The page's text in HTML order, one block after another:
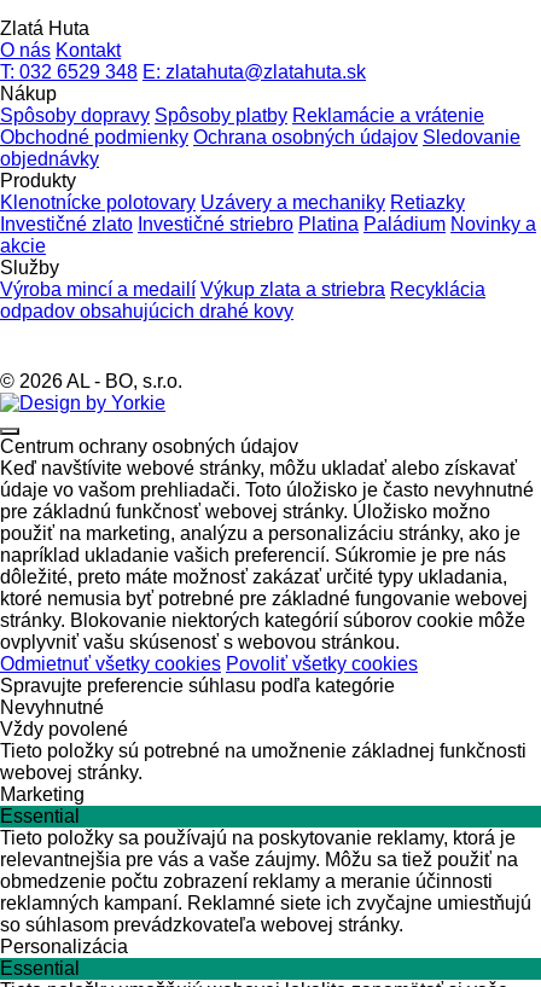
Zlatá Huta
O nás Kontakt
T: 032 6529 348 E: zlatahuta@zlatahuta.sk
Nákup
Spôsoby dopravy Spôsoby platby Reklamácie a vrátenie
Obchodné podmienky Ochrana osobných údajov Sledovanie
objednávky
Produkty
Klenotnícke polotovary Uzávery a mechaniky Retiazky
Investičné zlato Investičné striebro Platina Paládium Novinky a
akcie
Služby
Výroba mincí a medailí Výkup zlata a striebra Recyklácia
odpadov obsahujúcich drahé kovy
© 2026 AL - BO, s.r.o.
Centrum ochrany osobných údajov
Keď navštívite webové stránky, môžu ukladať alebo získavať
údaje vo vašom prehliadači. Toto úložisko je často nevyhnutné
pre základnú funkčnosť webovej stránky. Úložisko možno
použiť na marketing, analýzu a personalizáciu stránky, ako je
napríklad ukladanie vašich preferencií. Súkromie je pre nás
dôležité, preto máte možnosť zakázať určité typy ukladania,
ktoré nemusia byť potrebné pre základné fungovanie webovej
stránky. Blokovanie niektorých kategórií súborov cookie môže
ovplyvniť vašu skúsenosť s webovou stránkou.
Odmietnuť všetky cookies Povoliť všetky cookies
Spravujte preferencie súhlasu podľa kategórie
Nevyhnutné
Vždy povolené
Tieto položky sú potrebné na umožnenie základnej funkčnosti
webovej stránky.
Marketing
Essential
Tieto položky sa používajú na poskytovanie reklamy, ktorá je
relevantnejšia pre vás a vaše záujmy. Môžu sa tiež použiť na
obmedzenie počtu zobrazení reklamy a meranie účinnosti
reklamných kampaní. Reklamné siete ich zvyčajne umiestňujú
so súhlasom prevádzkovateľa webovej stránky.
Personalizácia
Essential